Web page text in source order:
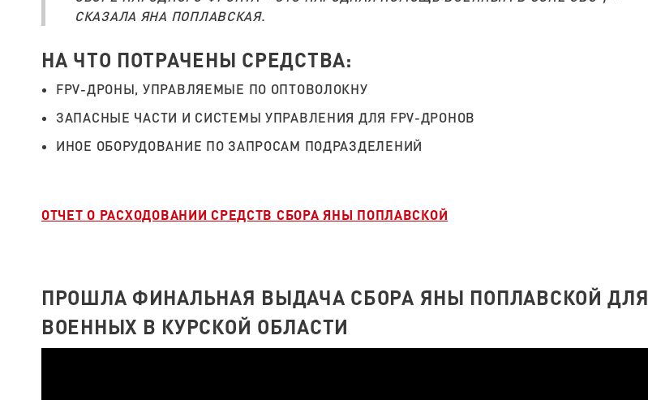
СКАЗАЛА ЯНА ПОПЛАВСКАЯ.
НА ЧТО ПОТРАЧЕНЫ СРЕДСТВА:
FPV-ДРОНЫ, УПРАВЛЯЕМЫЕ ПО ОПТОВОЛОКНУ
ЗАПАСНЫЕ ЧАСТИ И СИСТЕМЫ УПРАВЛЕНИЯ ДЛЯ FPV-ДРОНОВ
ИНОЕ ОБОРУДОВАНИЕ ПО ЗАПРОСАМ ПОДРАЗДЕЛЕНИЙ
ОТЧЕТ О РАСХОДОВАНИИ СРЕДСТВ СБОРА ЯНЫ ПОПЛАВСКОЙ
ПРОШЛА ФИНАЛЬНАЯ ВЫДАЧА СБОРА ЯНЫ ПОПЛАВСКОЙ ДЛЯ
ВОЕННЫХ В КУРСКОЙ ОБЛАСТИ